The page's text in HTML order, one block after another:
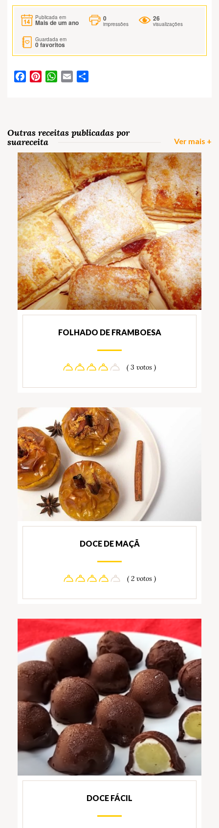
Publicada em
Mais de um ano
0
impressões
26
visualizações
Guardada em
0favoritos
FacebookPinterestWhatsApp
Email
Outras receitas publicadas por
suareceita
Ver mais +
FOLHADO DE FRAMBOESA
( 3 votos )
DOCE DE MAÇÃ
( 2 votos )
DOCE FÁCIL